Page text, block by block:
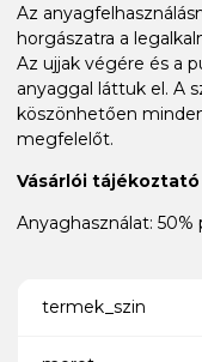
Az
horgászatra a
Az ujjak végére és a
anyaggal láttuk el. A
köszönhetően
megfelelőt.
Vásárlói tájékoztató
Anyaghasználat:
termek_szin